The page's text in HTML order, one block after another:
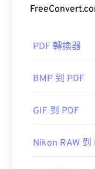
初始發布：
實用連結：
相關 WebP 工
如何開啟
大多數人在需
大多數網頁瀏
更高級的功能
PDF 轉換器
BMP 到 PDF
GIF 到 PDF
Nikon RAW 到